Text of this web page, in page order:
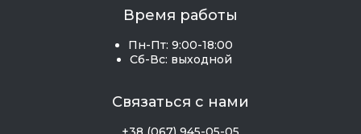
Время работы
Пн-Пт: 9:00-18:00
Сб-Вс: выходной
Связаться с нами